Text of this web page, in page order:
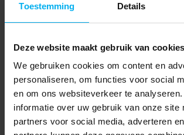
Toestemming Details
Deze website maakt gebruik van cookies
We gebruiken cookies om content en
personaliseren, om functies voor social
en om ons websiteverkeer te
informatie over uw gebruik van onze site
partners voor social media, adverteren